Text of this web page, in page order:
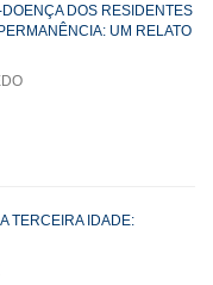
DOS RESIDENTES
UM RELATO
TERCEIRA IDADE: